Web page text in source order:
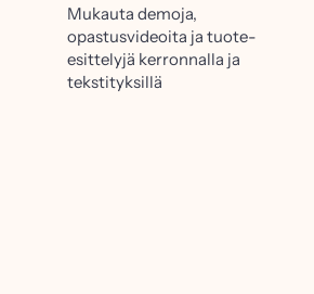
Mukauta demoja,
opastusvideoita ja tuote-
esittelyjä kerronnalla ja
tekstityksillä